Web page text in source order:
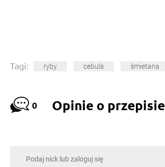
Tagi: ryby cebula śmietana
0 Opinie o przepisie